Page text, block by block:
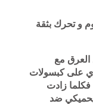
و تحرك بثقة
من العرق مع
على كبسولات
زادت
ضد